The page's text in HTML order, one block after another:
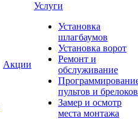
Акции
Услуги
Установка
шлагбаумов
Установка ворот
Ремонт и
обслуживание
пультов и брелоков
Замер и осмотр
места монтажа